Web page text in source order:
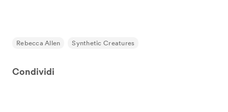
Rebecca Allen Synthetic Creatures
Condividi